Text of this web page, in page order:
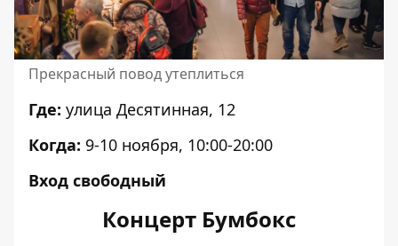
Прекрасный повод утеплиться
Где: улица Десятинная, 12
Когда: 9-10 ноября, 10:00-20:00
Вход свободный
Концерт Бумбокс